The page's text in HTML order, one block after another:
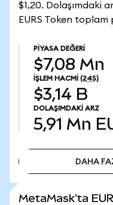
$1,20. Dolaşımdaki
EURS Token toplam
PIYASA DEĞERI
$7,08 Mn
İŞLEM HACMI (24S)
$3,14 B
DOLAŞIMDAKI ARZ
5,91 Mn
DAHA
MetaMask'ta